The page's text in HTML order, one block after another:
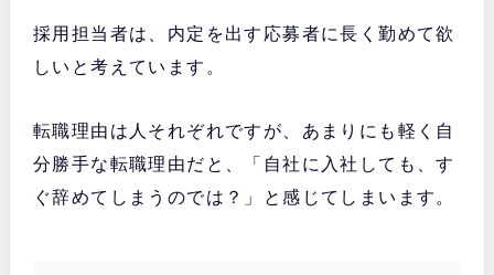
採用担当者は、内定を出す応募者に長く勤めて欲
しいと考えています。
転職理由は人それぞれですが、あまりにも軽く自
分勝手な転職理由だと、「自社に入社しても、す
ぐ辞めてしまうのでは？」と感じてしまいます。